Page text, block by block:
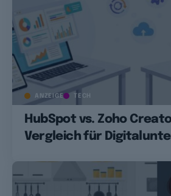
ANZEIGE TECH
HubSpot vs. Zoho
Vergleich für